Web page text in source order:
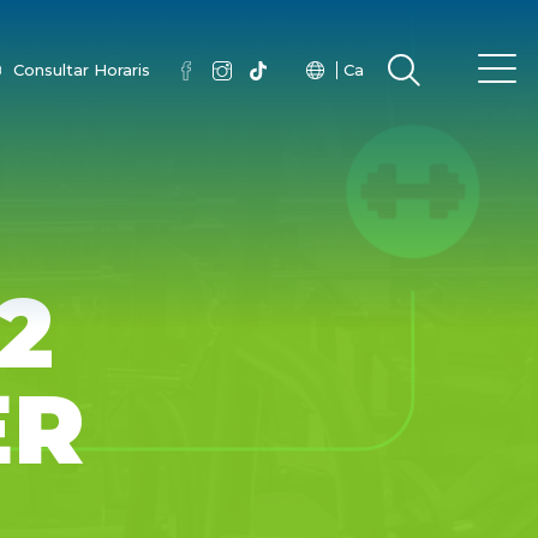
Consultar Horaris Ca